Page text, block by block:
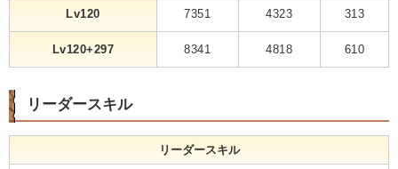
Lv120 7351 4323 313
Lv120+297 8341 4818 610
リーダースキル
リーダースキル